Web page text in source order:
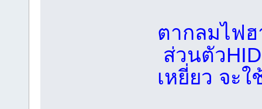
ตากลมไฟฮ
ส่วนตัว
เหยี่ยว จ